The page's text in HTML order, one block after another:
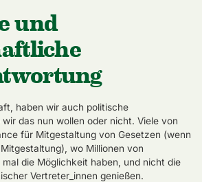
und
haben wir auch politische
das nun wollen oder nicht. Viele von
für Mitgestaltung von Gesetzen (wenn
wo Millionen von
die Möglichkeit haben, und nicht die
Vertreter_innen genießen.